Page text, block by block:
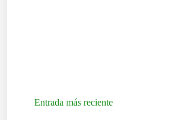
Entrada más reciente